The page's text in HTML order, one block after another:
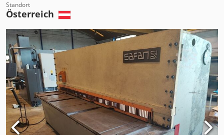
Standort
Österreich